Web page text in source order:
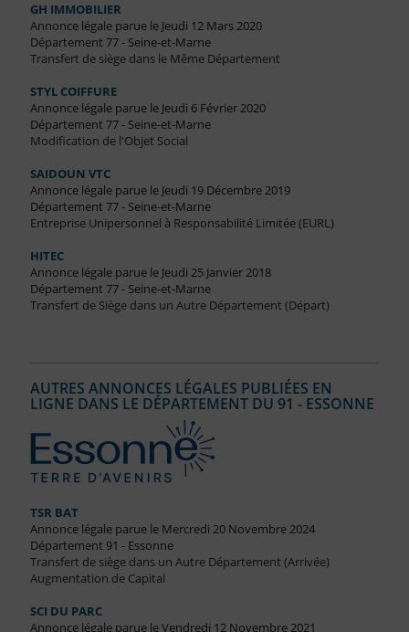
GH IMMOBILIER
Annonce légale parue le Jeudi 12 Mars 2020
Département 77 - Seine-et-Marne
Transfert de siège dans le Même Département
STYL COIFFURE
Annonce légale parue le Jeudi 6 Février 2020
Département 77 - Seine-et-Marne
Modification de l'Objet Social
SAIDOUN VTC
Annonce légale parue le Jeudi 19 Décembre 2019
Département 77 - Seine-et-Marne
Entreprise Unipersonnel à Responsabilité Limitée (EURL)
HITEC
Annonce légale parue le Jeudi 25 Janvier 2018
Département 77 - Seine-et-Marne
Transfert de Siège dans un Autre Département (Départ)
AUTRES ANNONCES LÉGALES PUBLIÉES EN
LIGNE DANS LE DÉPARTEMENT DU 91 - ESSONNE
TSR BAT
Annonce légale parue le Mercredi 20 Novembre 2024
Département 91 - Essonne
Transfert de siège dans un Autre Département (Arrivée)
Augmentation de Capital
SCI DU PARC
Annonce légale parue le Vendredi 12 Novembre 2021